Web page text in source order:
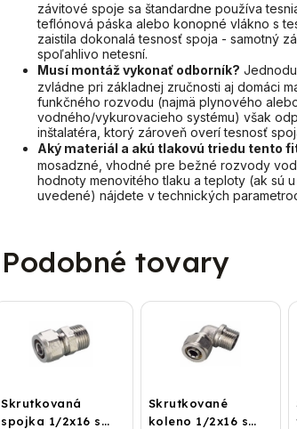
závitové spoje sa štandardne používa
teflónová páska alebo konopné vlákno s
zaistila dokonalá tesnosť spoja - samotný
spoľahlivo netesní.
Musí montáž vykonať odborník?
zvládne pri základnej zručnosti aj domáci
funkčného rozvodu (najmä plynového
vodného/vykurovacieho systému) však
inštalatéra, ktorý zároveň overí tesnosť
Aký materiál a akú tlakovú triedu tento
mosadzné, vhodné pre bežné rozvody
hodnoty menovitého tlaku a teploty (ak sú
uvedené) nájdete v technických
Podobné tovary
Skrutkovaná
spojka 1/2x16 s
Skrutkované
koleno 1/2x16 s